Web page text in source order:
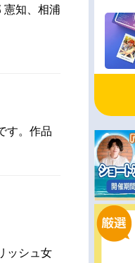
憲知、相浦
す。作品
ッシュ女